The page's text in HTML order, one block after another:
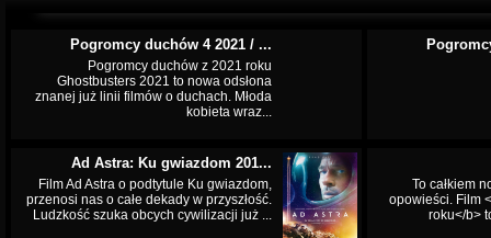
Pogromcy duchów 4 2021 / ...
Pogromcy duchów z 2021 roku
Ghostbusters 2021 to nowa odsłona
znanej już linii filmów o duchach. Młoda
kobieta wraz...
Ad Astra: Ku gwiazdom 201...
Film Ad Astra o podtytule Ku gwiazdom,
przenosi nas o całe dekady w przyszłość.
Ludzkość szuka obcych cywilizacji już ...
To całkiem
opowieści. Film
roku</b>